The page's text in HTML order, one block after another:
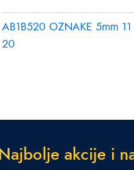
AB1B520 OZNAKE 5mm
20
Naj bo je a kcije i n